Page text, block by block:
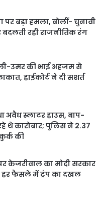
पर बड़ा हमला, बोलीं- चुनावी
बदलती रही राजनीतिक रंग
उमर की भाई अहजम से
हाईकोर्ट ने दी सशर्त
अवैध स्लाटर हाउस, बाप-
थे कारोबार; पुलिस ने 2.37
की
केजरीवाल का मोदी सरकार
हर फैसले में ट्रंप का दखल